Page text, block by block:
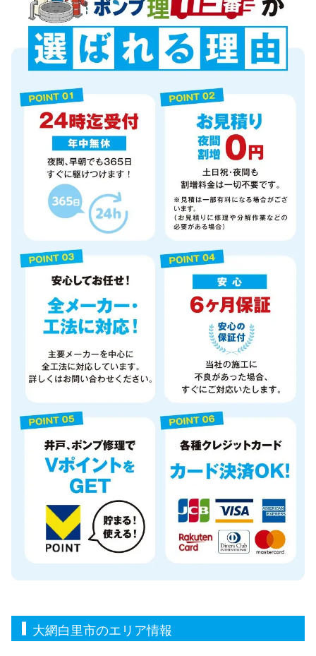
大網白里市のエリア情報